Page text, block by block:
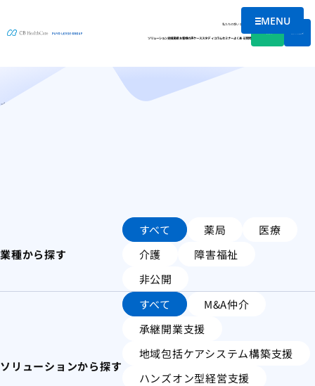
メニュー
MENU
私たちの想い会社情報
ソリューション支援実績お客様の声ケーススタディコラムセミナーよくある質問
ケーススタディ
ホーム
業種から探す
すべて 薬局
医療
介護
障害福祉
非公開
ソリューションから探す
すべて
M&A仲介
承継開業支援
地域包括ケアシステム構築支援
ハンズオン型経営支援